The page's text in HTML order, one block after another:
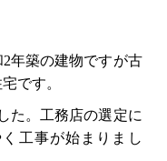
年築の建物ですが古
です。
た。工務店の選定に
工事が始まりまし